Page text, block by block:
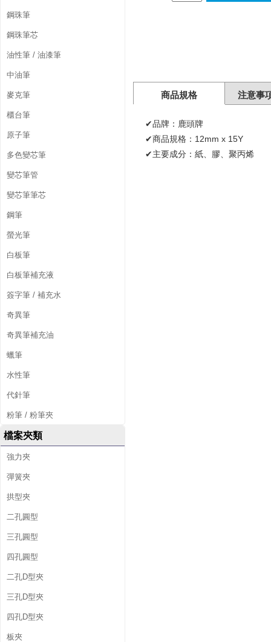
鋼珠筆
鋼珠筆芯
油性筆 / 油漆筆
中油筆
麥克筆
櫃台筆
原子筆
多色變芯筆
變芯筆管
變芯筆筆芯
鋼筆
螢光筆
白板筆
白板筆補充液
簽字筆 / 補充水
奇異筆
奇異筆補充油
蠟筆
水性筆
代針筆
粉筆 / 粉筆夾
檔案夾類
強力夾
彈簧夾
拱型夾
二孔圓型
三孔圓型
四孔圓型
二孔D型夾
三孔D型夾
四孔D型夾
板夾
商品規格 注意事
✔品牌：鹿頭牌
✔商品規格：12mm x 15Y
✔主要成分：紙、膠、聚丙烯